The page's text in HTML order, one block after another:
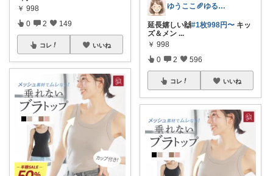
￥ 998
0 2 149
コレ いいね
ゆうここ🥖ゆるっと楽しくお得な暮らしꕤ
延長嬉しい🙌#1枚998円〜 キッ
ズ＆メン ...
￥ 998
0 2 596
コレ いいね